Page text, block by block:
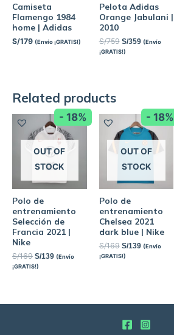
Camiseta
Flamengo 1984
home | Adidas
S/179 (Envío ¡GRATIS!)
Pelota Adidas
Orange Jabulani |
2010
S/759 S/359 (Envío
¡GRATIS!)
Related products
- 18%
OUT OF
STOCK
Polo de
entrenamiento
Selección de
Francia 2021 |
Nike
S/169 S/139 (Envío
¡GRATIS!)
- 18%
OUT OF
STOCK
Polo de
entrenamiento
Chelsea 2021
dark blue | Nike
S/169 S/139 (Envío
¡GRATIS!)